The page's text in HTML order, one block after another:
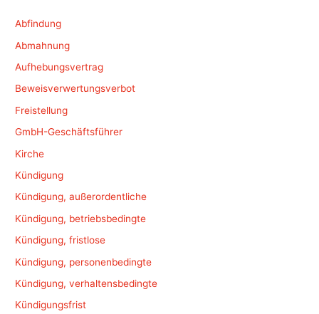
Abfindung
Abmahnung
Aufhebungsvertrag
Beweisverwertungsverbot
Freistellung
GmbH-Geschäftsführer
Kirche
Kündigung
Kündigung, außerordentliche
Kündigung, betriebsbedingte
Kündigung, fristlose
Kündigung, personenbedingte
Kündigung, verhaltensbedingte
Kündigungsfrist